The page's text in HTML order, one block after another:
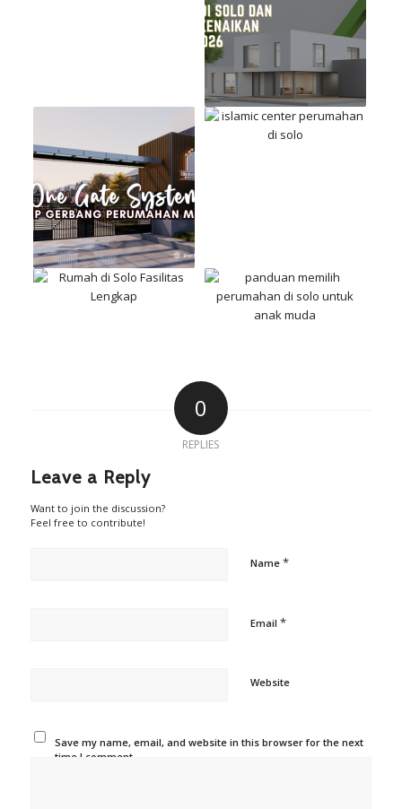
0
REPLIES
Leave a Reply
Want to join the discussion?
Feel free to contribute!
Name *
Email *
Website
Save my name, email, and website in this browser for the next
time I comment.